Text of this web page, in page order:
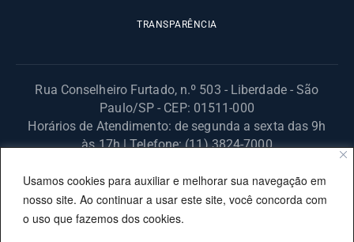
Usamos cookies para auxiliar e melhorar sua navegação em
nosso site. Ao continuar a usar este site, você concorda com
o uso que fazemos dos cookies.
TRANSPARÊNCIA
Rua Conselheiro Furtado, n.º 503 - Liberdade - São
Paulo/SP - CEP: 01511-000
Horários de Atendimento: de segunda a sexta das 9h
às 17h | Telefone: (11) 3824-7000
© 2025 Fundação Procon – SP – Todos os direitos reservados. |
Site desenvolvido pela PRODESP.